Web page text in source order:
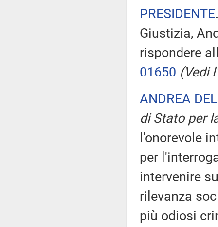
PRESIDENTE
Giustizia,
rispondere
01650 (Vedi l'
ANDREA
di Stato per
l'onorevole
per
intervenire
rilevanza
più odiosi